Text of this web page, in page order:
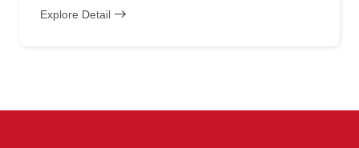
Explore Detail